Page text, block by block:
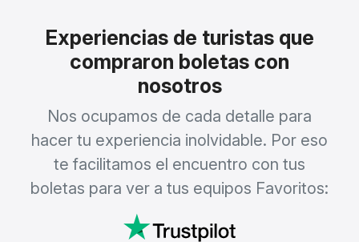
Experiencias de turistas que
compraron boletas con
nosotros
Nos ocupamos de cada detalle para
hacer tu experiencia inolvidable. Por eso
te facilitamos el encuentro con tus
boletas para ver a tus equipos Favoritos: